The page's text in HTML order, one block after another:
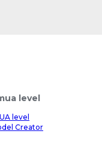
level
level
Creator